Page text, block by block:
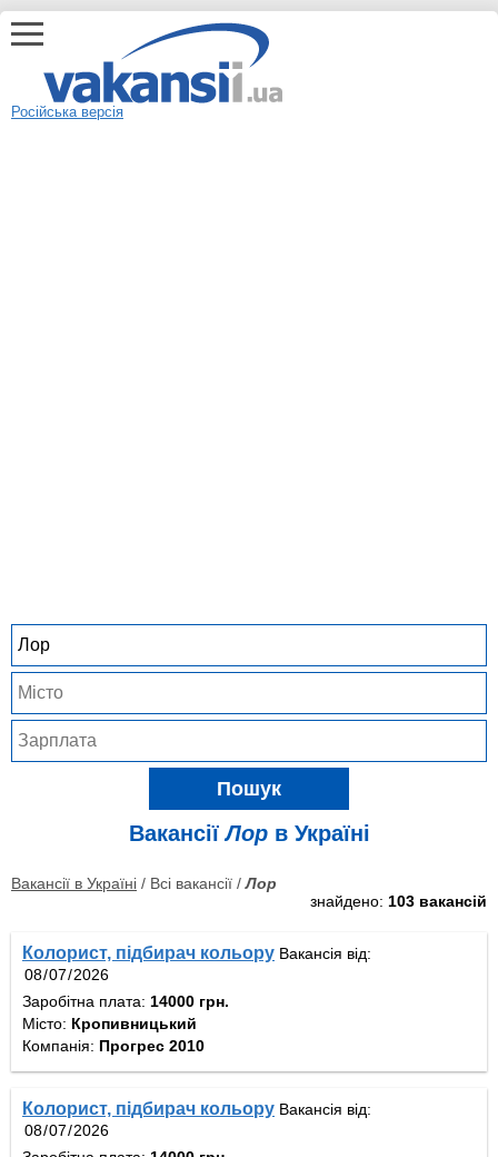
Російська версія
Пошук
ВакансіїЛорв Україні
Вакансії в Україні / Всі вакансії /Лор
знайдено: 103 вакансій
Колорист, підбирач кольору Вакансія від:
Заробітна плата: 14000 грн.
Місто: Кропивницький
Компанія: Прогрес 2010
Колорист, підбирач кольору Вакансія від: